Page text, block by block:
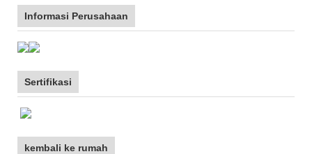
Informasi Perusahaan
Sertifikasi
kembali ke rumah